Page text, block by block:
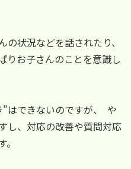
状況などを話されたり、
りお子さんのことを意識し
はできないのですが、 や
し、対応の改善や質問対応
。